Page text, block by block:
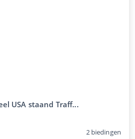
USA staand Traff...
2 biedingen